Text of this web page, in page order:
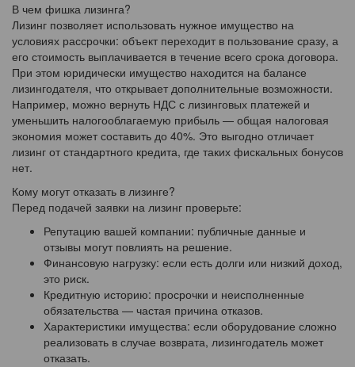
В чем фишка лизинга?
Лизинг позволяет использовать нужное имущество на
условиях рассрочки: объект переходит в пользование сразу, а
его стоимость выплачивается в течение всего срока договора.
При этом юридически имущество находится на балансе
лизингодателя, что открывает дополнительные возможности.
Например, можно вернуть НДС с лизинговых платежей и
уменьшить налогооблагаемую прибыль — общая налоговая
экономия может составить до 40%. Это выгодно отличает
лизинг от стандартного кредита, где таких фискальных бонусов
нет.
Кому могут отказать в лизинге?
Перед подачей заявки на лизинг проверьте:
Репутацию вашей компании: публичные данные и
отзывы могут повлиять на решение.
Финансовую нагрузку: если есть долги или низкий доход,
это риск.
Кредитную историю: просрочки и неисполненные
обязательства — частая причина отказов.
Характеристики имущества: если оборудование сложно
реализовать в случае возврата, лизингодатель может
отказать.